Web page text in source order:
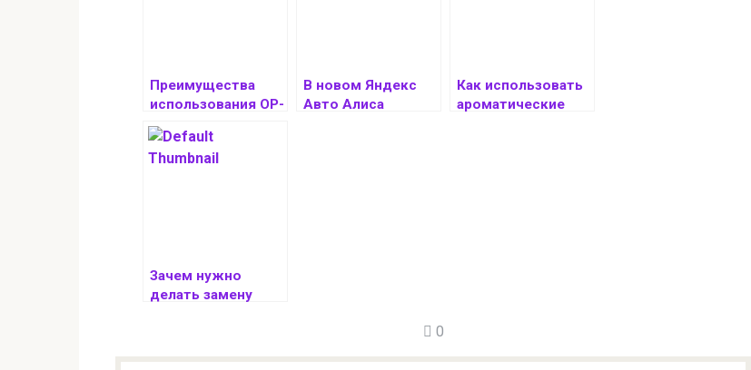
Преимущества
использования OP-
COM для
диагностики
автомобиля
В новом Яндекс
Авто Алиса
Как использовать
ароматические
Зачем нужно
делать замену
0